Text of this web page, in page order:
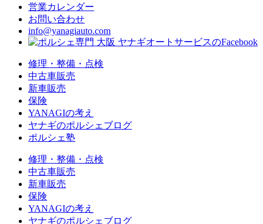
営業カレンダー
お問い合わせ
info@yanagiauto.com
修理・整備・点検
中古車販売
新車販売
保険
YANAGIの考え
ヤナギのポルシェブログ
ポルシェ塾
修理・整備・点検
中古車販売
新車販売
保険
YANAGIの考え
ヤナギのポルシェブログ